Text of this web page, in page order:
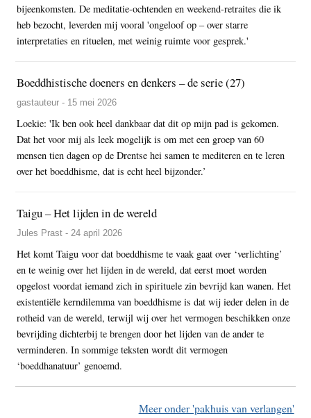
bijeenkomsten. De meditatie-ochtenden en weekend-retraites die ik
heb bezocht, leverden mij vooral 'ongeloof op – over starre
interpretaties en rituelen, met weinig ruimte voor gesprek.'
Boeddhistische doeners en denkers – de serie (27)
gastauteur - 15 mei 2026
Loekie: 'Ik ben ook heel dankbaar dat dit op mijn pad is gekomen.
Dat het voor mij als leek mogelijk is om met een groep van 60
mensen tien dagen op de Drentse hei samen te mediteren en te leren
over het boeddhisme, dat is echt heel bijzonder.’
Taigu – Het lijden in de wereld
Jules Prast - 24 april 2026
Het komt Taigu voor dat boeddhisme te vaak gaat over ‘verlichting’
en te weinig over het lijden in de wereld, dat eerst moet worden
opgelost voordat iemand zich in spirituele zin bevrijd kan wanen. Het
existentiële kerndilemma van boeddhisme is dat wij ieder delen in de
rotheid van de wereld, terwijl wij over het vermogen beschikken onze
bevrijding dichterbij te brengen door het lijden van de ander te
verminderen. In sommige teksten wordt dit vermogen
‘boeddhanatuur’ genoemd.
Meer onder 'pakhuis van verlangen'